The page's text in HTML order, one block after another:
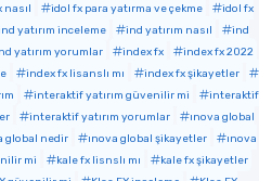
nasıl idol fx para yatırma ve çekme
idol fx
yatırım inceleme ind yatırım nasıl
ind
yatırım yorumlar index fx
index fx 2022
index fx lisanslı mı
index fx şikayetler
interaktif yatırım güvenilir mi
interaktif
interaktif yatırım yorumlar
ınova global
global nedir ınova global şikayetler
ınova
mi kale fx lisnslı mı
kale fx şikayetler